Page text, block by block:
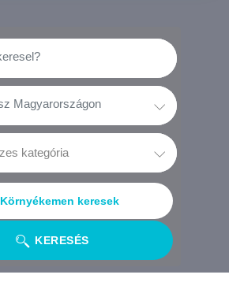
KERESÉS
Környékemen keresek